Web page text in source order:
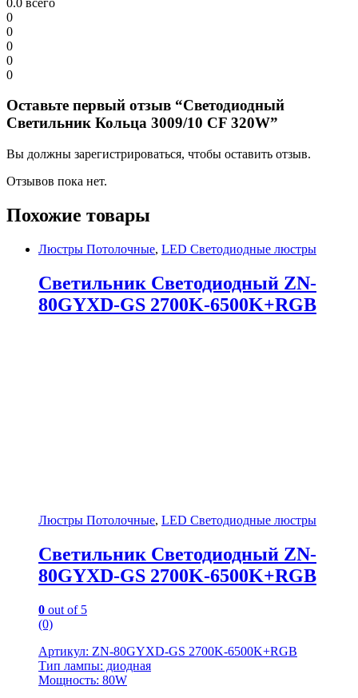
0
0
0
0
0
Оставьте первый отзыв “Светодиодный
Светильник Кольца 3009/10 CF 320W”
Вы должны зарегистрироваться, чтобы оставить отзыв.
Отзывов пока нет.
Похожие товары
Люстры Потолочные, LED Светодиодные люстры
Светильник Светодиодный ZN-
80GYXD-GS 2700K-6500K+RGB
Люстры Потолочные, LED Светодиодные люстры
Светильник Светодиодный ZN-
80GYXD-GS 2700K-6500K+RGB
0 out of 5
(0)
Артикул: ZN-80GYXD-GS 2700K-6500K+RGB
Тип лампы: диодная
Мощность: 80W